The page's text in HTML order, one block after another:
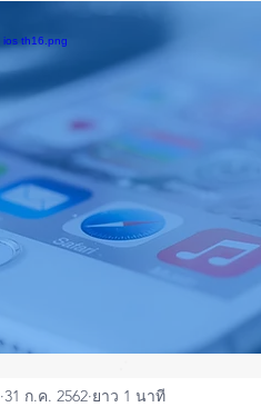
31 ก.ค. 2562 ยาว 1 นาที